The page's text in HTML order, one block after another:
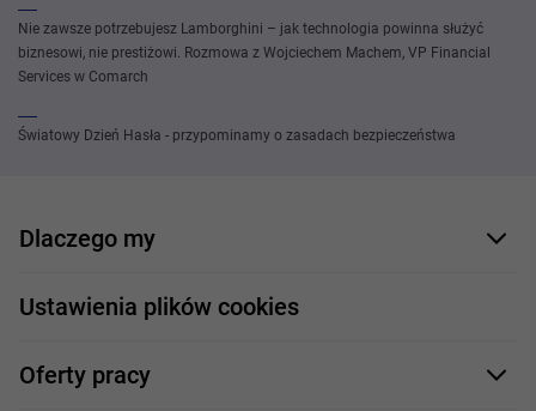
Nie zawsze potrzebujesz Lamborghini – jak technologia powinna służyć
biznesowi, nie prestiżowi. Rozmowa z Wojciechem Machem, VP Financial
Services w Comarch
Światowy Dzień Hasła - przypominamy o zasadach bezpieczeństwa
Dlaczego my
Nasi pracownicy
Nasze projekty
Ustawienia plików cookies
Oferty pracy